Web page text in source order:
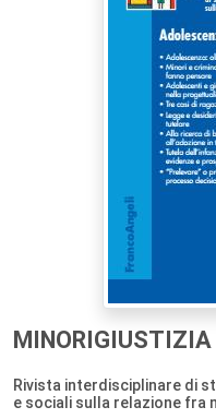
MINORIGIUSTIZIA
Rivista interdisciplinare di
e sociali sulla relazione fra